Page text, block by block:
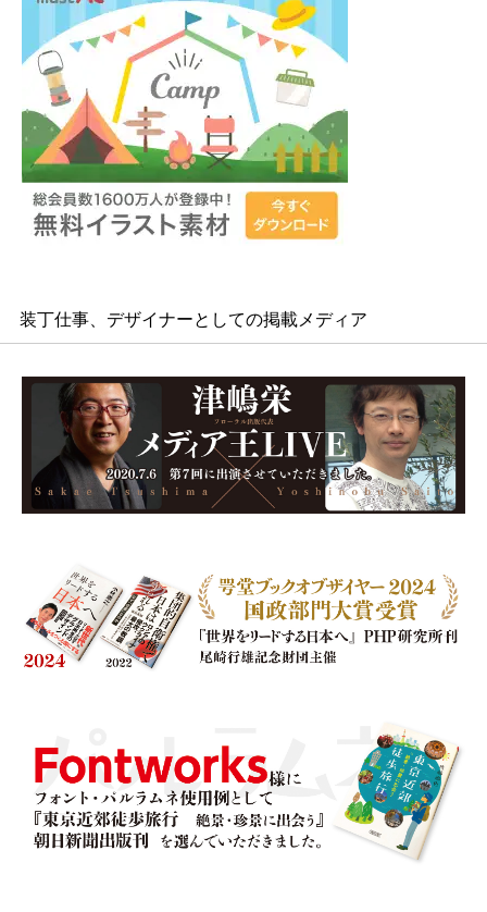
装丁仕事、デザイナーとしての掲載メディア